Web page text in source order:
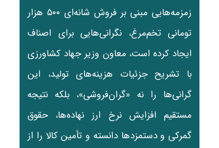
زمزمه‌هایی مبنی بر فروش شانه‌ای ۵۰۰ هزار
تومانی تخم‌مرغ، نگرانی‌هایی برای اصناف
ایجاد کرده است، معاون وزیر جهاد کشاورزی
با تشریح جزئیات هزینه‌های تولید، این
گرانی‌ها را نه «گران‌فروشی»، بلکه نتیجه
مستقیم افزایش نرخ ارز نهاده‌ها، حقوق
گمرکی و دستمزدها دانسته و تأمین کالا را از